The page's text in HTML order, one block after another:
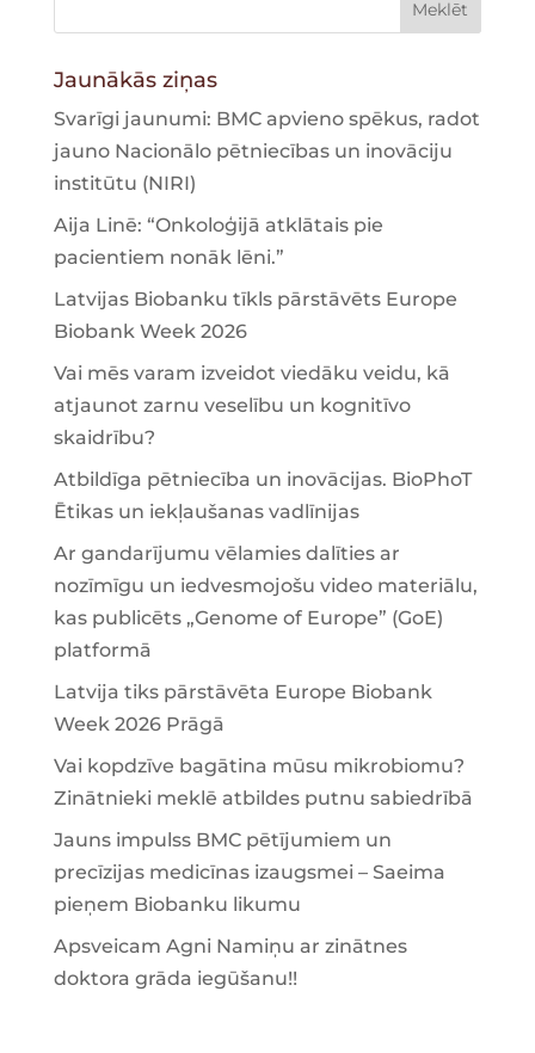
Jaunākās ziņas
Svarīgi jaunumi: BMC apvieno spēkus, radot
jauno Nacionālo pētniecības un inovāciju
institūtu (NIRI)
Aija Linē: “Onkoloģijā atklātais pie
pacientiem nonāk lēni.”
Latvijas Biobanku tīkls pārstāvēts Europe
Biobank Week 2026
Vai mēs varam izveidot viedāku veidu, kā
atjaunot zarnu veselību un kognitīvo
skaidrību?
Atbildīga pētniecība un inovācijas. BioPhoT
Ētikas un iekļaušanas vadlīnijas
Ar gandarījumu vēlamies dalīties ar
nozīmīgu un iedvesmojošu video materiālu,
kas publicēts „Genome of Europe” (GoE)
platformā
Latvija tiks pārstāvēta Europe Biobank
Week 2026 Prāgā
Vai kopdzīve bagātina mūsu mikrobiomu?
Zinātnieki meklē atbildes putnu sabiedrībā
Jauns impulss BMC pētījumiem un
precīzijas medicīnas izaugsmei – Saeima
pieņem Biobanku likumu
Apsveicam Agni Namiņu ar zinātnes
doktora grāda iegūšanu!!